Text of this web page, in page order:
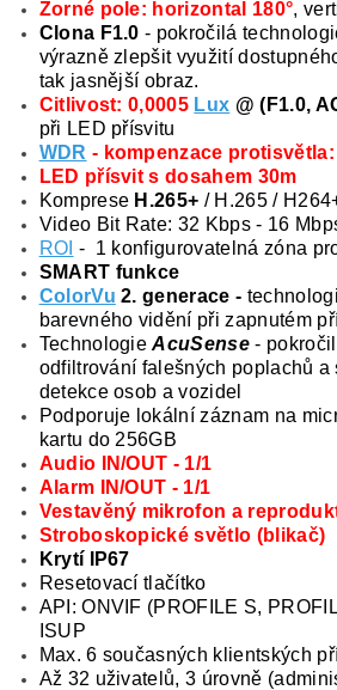
Zorné pole: horizontal 180°,
Clona F1.0 - pokročilá
výrazně zlepšit využití
tak jasnější obraz.
Citlivost: 0,0005 Lux @ (F1.0,
při LED přísvitu
WDR - kompenzace protisvětla:
LED přísvit s dosahem 30m
Komprese H.265+ / H.265 /
Video Bit Rate: 32 Kbps - 16
ROI - 1 konfigurovatelná zóna
SMART funkce
ColorVu 2. generace -
barevného vidění při zapnutém
Technologie AcuSense -
odfiltrování falešných poplachů a
detekce osob a vozidel
Podporuje lokální záznam na
kartu do 256GB
Audio IN/OUT - 1/1
Alarm IN/OUT - 1/1
Vestavěný mikrofon a
Stroboskopické světlo (blikač)
Krytí IP67
Resetovací tlačítko
API: ONVIF (PROFILE S,
ISUP
Max. 6 současných klientských
Až 32 uživatelů, 3 úrovně